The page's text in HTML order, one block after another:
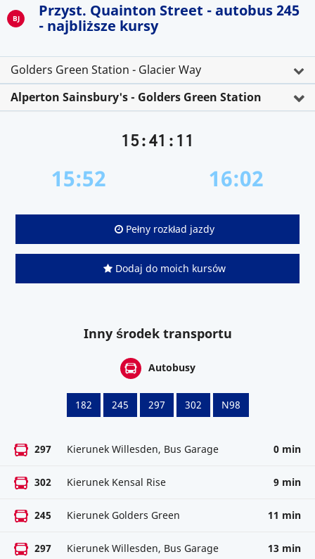
BJ
Przyst. Quainton Street - autobus 245
- najbliższe kursy
Golders Green Station - Glacier Way
Alperton Sainsbury's - Golders Green Station
15:41:11
15:52 16:02
Pełny rozkład jazdy
Dodaj do moich kursów
Inny środek transportu
Autobusy
182 245 297 302 N98
297 Kierunek Willesden, Bus Garage 0 min
302 Kierunek Kensal Rise 9 min
245 Kierunek Golders Green 11 min
297 Kierunek Willesden, Bus Garage 13 min